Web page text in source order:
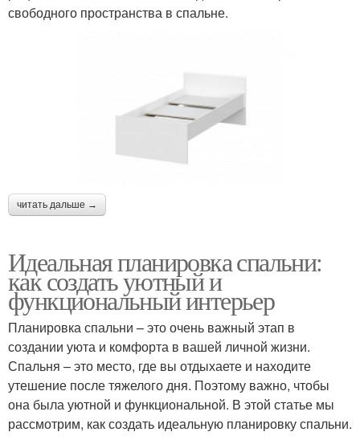
свободного пространства в спальне.
читать дальше →
Идеальная планировка спальни:
как создать уютный и
функциональный интерьер
Планировка спальни – это очень важный этап в
создании уюта и комфорта в вашей личной жизни.
Спальня – это место, где вы отдыхаете и находите
утешение после тяжелого дня. Поэтому важно, чтобы
она была уютной и функциональной. В этой статье мы
рассмотрим, как создать идеальную планировку спальни.